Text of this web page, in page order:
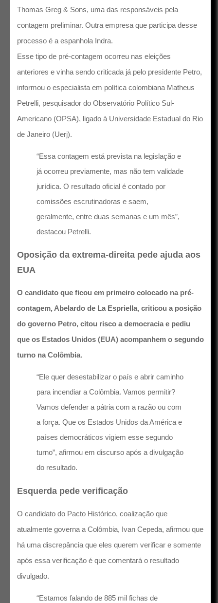
Thomas Greg & Sons, uma das responsáveis pela
contagem preliminar. Outra empresa que participa desse
processo é a espanhola Indra.
Esse tipo de pré-contagem ocorreu nas eleições
anteriores e vinha sendo criticada já pelo presidente Petro,
informou o especialista em política colombiana Matheus
Petrelli, pesquisador do Observatório Político Sul-
Americano (OPSA), ligado à Universidade Estadual do Rio
de Janeiro (Uerj).
“Essa contagem está prevista na legislação e
já ocorreu previamente, mas não tem validade
jurídica. O resultado oficial é contado por
comissões escrutinadoras e saem,
geralmente, entre duas semanas e um mês”,
destacou Petrelli.
Oposição da extrema-direita pede ajuda aos
EUA
O candidato que ficou em primeiro colocado na pré-
contagem, Abelardo de La Espriella, criticou a posição
do governo Petro, citou risco a democracia e pediu
que os Estados Unidos (EUA) acompanhem o segundo
turno na Colômbia.
“Ele quer desestabilizar o país e abrir caminho
para incendiar a Colômbia. Vamos permitir?
Vamos defender a pátria com a razão ou com
a força. Que os Estados Unidos da América e
países democráticos vigiem esse segundo
turno”, afirmou em discurso após a divulgação
do resultado.
Esquerda pede verificação
O candidato do Pacto Histórico, coalização que
atualmente governa a Colômbia, Ivan Cepeda, afirmou que
há uma discrepância que eles querem verificar e somente
após essa verificação é que comentará o resultado
divulgado.
“Estamos falando de 885 mil fichas de